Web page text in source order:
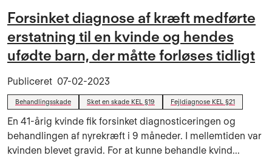
Forsinket diagnose af kræft medførte
erstatning til en kvinde og hendes
ufødte barn, der måtte forløses tidligt
Publiceret 07-02-2023
Behandlingsskade Sket en skade KEL §19 Fejldiagnose KEL §21
En 41-årig kvinde fik forsinket diagnosticeringen og
behandlingen af nyrekræft i 9 måneder. I mellemtiden var
kvinden blevet gravid. For at kunne behandle kvind...